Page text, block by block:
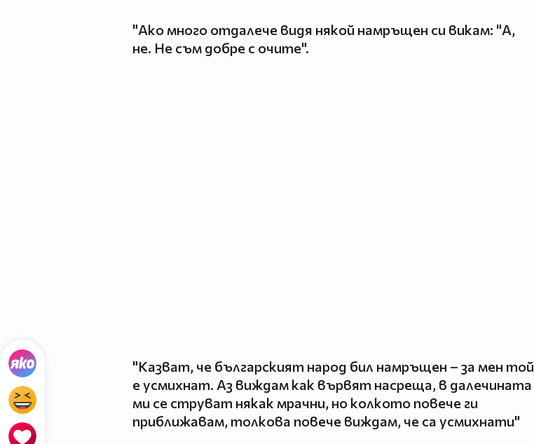
"Ако много отдалече видя някой намръщен си викам: "А,
не. Не съм добре с очите".
"Казват, че българският народ бил намръщен – за мен той
е усмихнат. Аз виждам как вървят насреща, в далечината
ми се струват някак мрачни, но колкото повече ги
приближавам, толкова повече виждам, че са усмихнати"